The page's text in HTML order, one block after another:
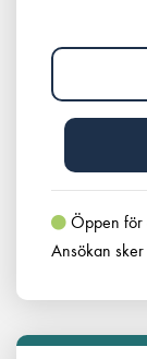
Öppen för
Ansökan